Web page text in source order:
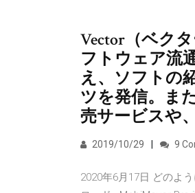
Vector（ベク
フトウェア流
え、ソフトの
ツを発信。ま
売サービスや
2019/10/29 9
2020年6月17日 どのよ